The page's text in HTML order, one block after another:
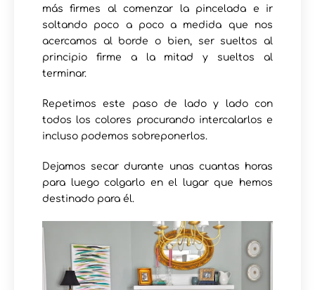
más firmes al comenzar la pincelada e ir
soltando poco a poco a medida que nos
acercamos al borde o bien, ser sueltos al
principio firme a la mitad y sueltos al
terminar.
Repetimos este paso de lado y lado con
todos los colores procurando intercalarlos e
incluso podemos sobreponerlos.
Dejamos secar durante unas cuantas horas
para luego colgarlo en el lugar que hemos
destinado para él.